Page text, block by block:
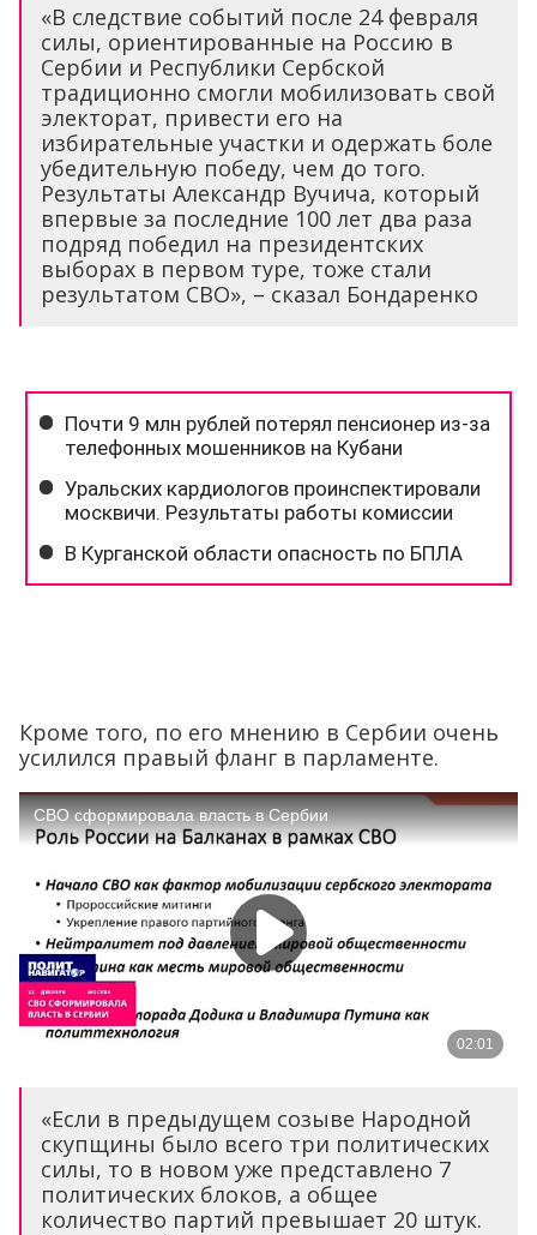
«В следствие событий после 24 февраля
силы, ориентированные на Россию в
Сербии и Республики Сербской
традиционно смогли мобилизовать свой
электорат, привести его на
избирательные участки и одержать боле
убедительную победу, чем до того.
Результаты Александр Вучича, который
впервые за последние 100 лет два раза
подряд победил на президентских
выборах в первом туре, тоже стали
результатом СВО», – сказал Бондаренко
Кроме того, по его мнению в Сербии очень
усилился правый фланг в парламенте.
«Если в предыдущем созыве Народной
скупщины было всего три политических
силы, то в новом уже представлено 7
политических блоков, а общее
количество партий превышает 20 штук.